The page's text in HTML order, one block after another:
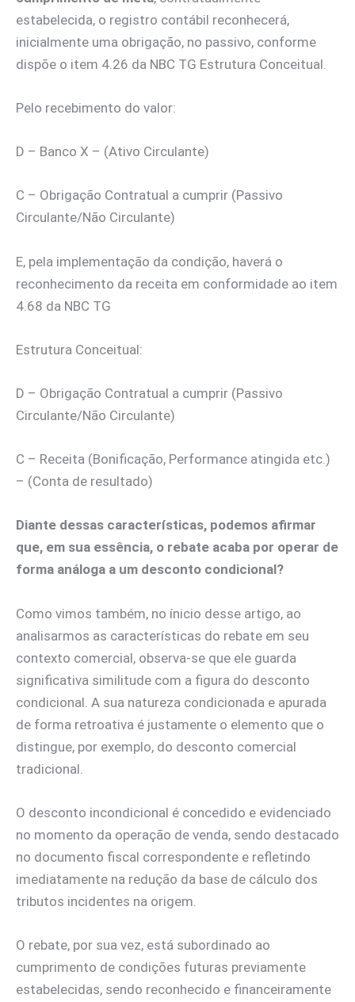
estabelecida, o registro contábil reconhecerá,
inicialmente uma obrigação, no passivo, conforme
dispõe o item 4.26 da NBC TG Estrutura Conceitual.
Pelo recebimento do valor:
D – Banco X – (Ativo Circulante)
C – Obrigação Contratual a cumprir (Passivo
Circulante/Não Circulante)
E, pela implementação da condição, haverá o
reconhecimento da receita em conformidade ao item
4.68 da NBC TG
Estrutura Conceitual:
D – Obrigação Contratual a cumprir (Passivo
Circulante/Não Circulante)
C – Receita (Bonificação, Performance atingida etc.)
– (Conta de resultado)
Diante dessas características, podemos afirmar
que, em sua essência, o rebate acaba por operar de
forma análoga a um desconto condicional?
Como vimos também, no ínicio desse artigo, ao
analisarmos as características do rebate em seu
contexto comercial, observa-se que ele guarda
significativa similitude com a figura do desconto
condicional. A sua natureza condicionada e apurada
de forma retroativa é justamente o elemento que o
distingue, por exemplo, do desconto comercial
tradicional.
O desconto incondicional é concedido e evidenciado
no momento da operação de venda, sendo destacado
no documento fiscal correspondente e refletindo
imediatamente na redução da base de cálculo dos
tributos incidentes na origem.
O rebate, por sua vez, está subordinado ao
cumprimento de condições futuras previamente
estabelecidas, sendo reconhecido e financeiramente